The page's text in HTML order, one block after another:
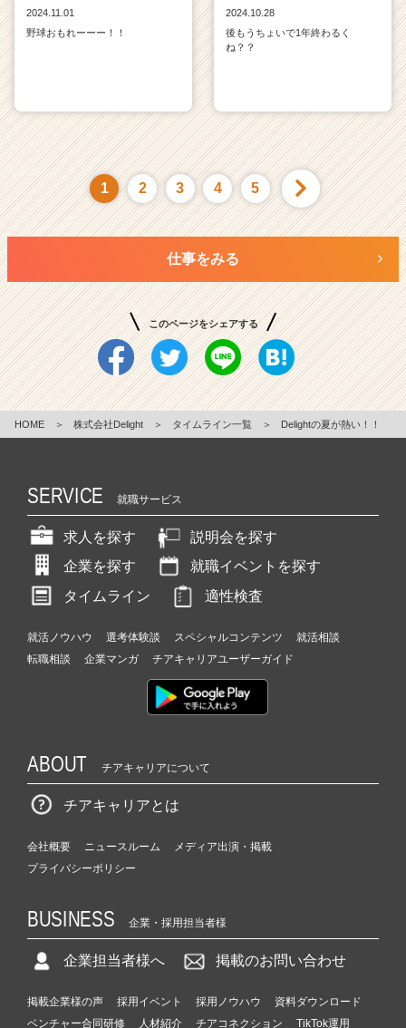
2024.11.01
野球おもれーーー！！
2024.10.28
後もうちょいで1年終わるく
ね？？
1 2 3 4 5
仕事をみる
このページをシェアする
HOME ＞ 株式会社Delight ＞ タイムライン一覧 ＞ Delightの夏が熱い！！
SERVICE 就職サービス
求人を探す
説明会を探す
企業を探す
就職イベントを探す
タイムライン
適性検査
就活ノウハウ 選考体験談 スペシャルコンテンツ
就活相談
転職相談
企業マンガ チアキャリアユーザーガイド
ABOUT チアキャリアについて
チアキャリアとは
会社概要 ニュースルーム
メディア出演・掲載
プライバシーポリシー
BUSINESS 企業・採用担当者様
企業担当者様へ 掲載のお問い合わせ
掲載企業様の声 採用イベント 採用ノウハウ
資料ダウンロード
ベンチャー合同研修
人材紹介 チアコネクション TikTok運用